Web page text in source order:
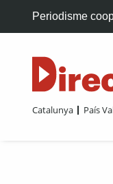
Periodisme
Catalunya País